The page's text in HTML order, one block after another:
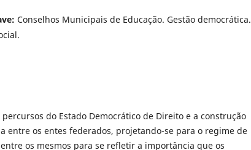
Conselhos Municipais de Educação. Gestão democrática.
percursos do Estado Democrático de Direito e a construção
entre os entes federados, projetando-se para o regime de
os mesmos para se refletir a importância que os